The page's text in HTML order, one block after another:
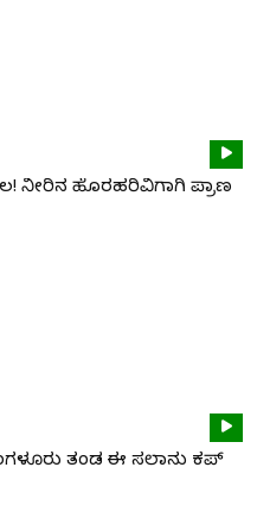
ನೀರಿನ ಹೊರಹರಿವಿಗಾಗಿ ಪ್ರಾಣ
ತಂಡ ಈ ಸಲಾನು ಕಪ್